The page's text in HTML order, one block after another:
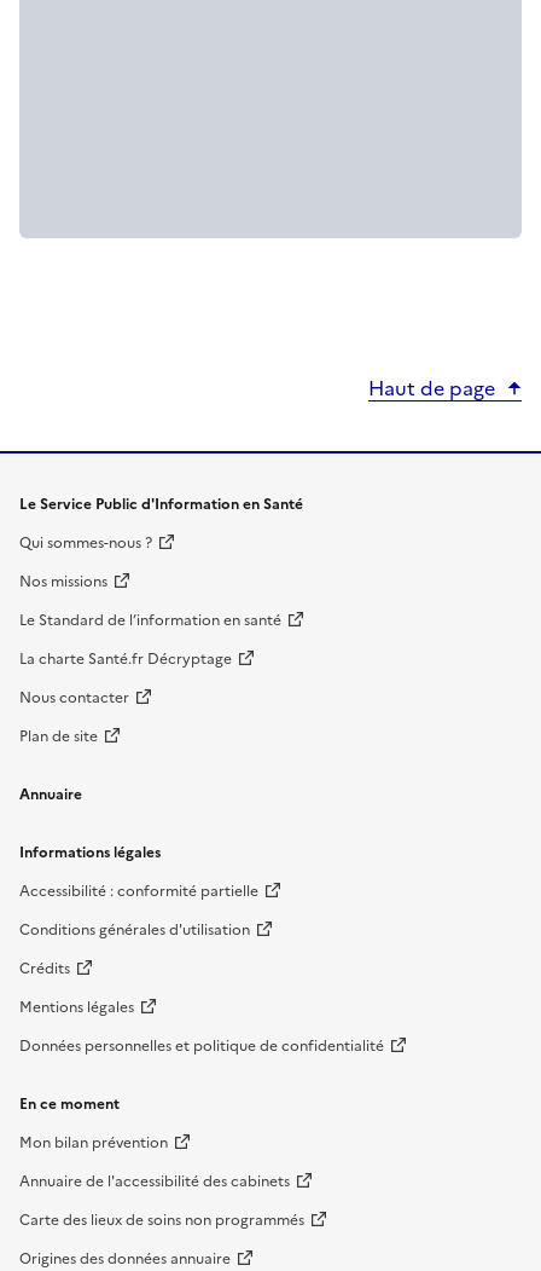
Haut de page
Le Service Public d'Information en Santé
Qui sommes-nous ?
Nos missions
Le Standard de l’information en santé
La charte Santé.fr Décryptage
Nous contacter
Plan de site
Annuaire
Informations légales
Accessibilité : conformité partielle
Conditions générales d'utilisation
Crédits
Mentions légales
Données personnelles et politique de confidentialité
En ce moment
Mon bilan prévention
Annuaire de l'accessibilité des cabinets
Carte des lieux de soins non programmés
Origines des données annuaire